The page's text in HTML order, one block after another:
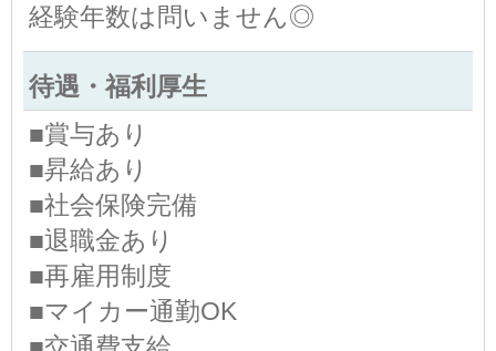
経験年数は問いません◎
待遇・福利厚生
■賞与あり
■昇給あり
■社会保険完備
■退職金あり
■再雇用制度
■マイカー通勤OK